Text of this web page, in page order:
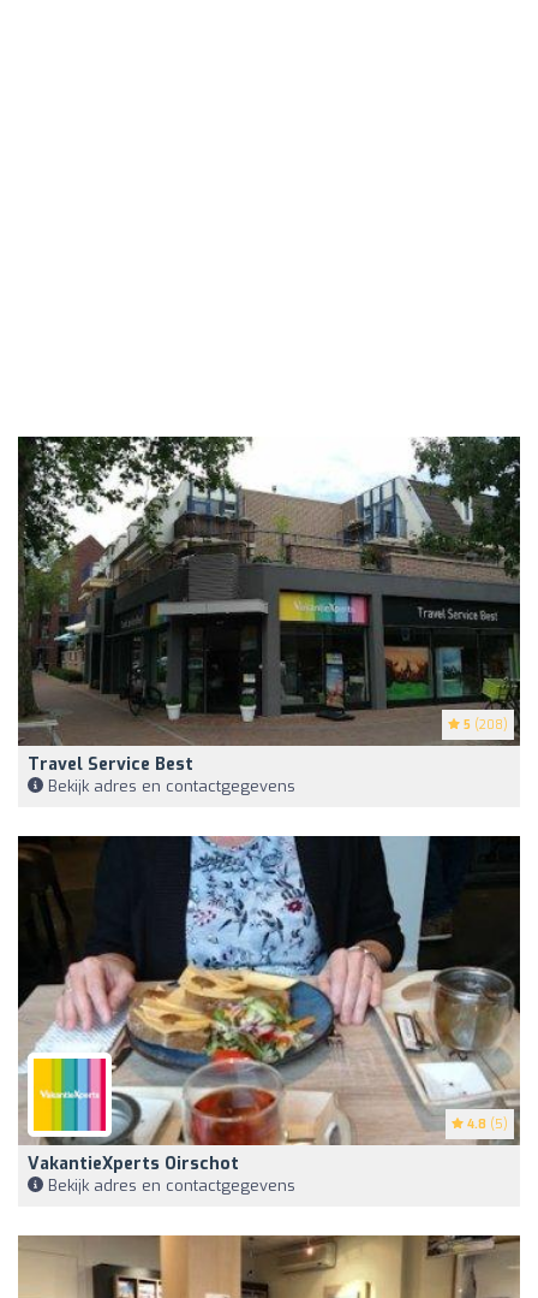
5 (208)
Travel Service Best
Bekijk adres en contactgegevens
4.8 (5)
VakantieXperts Oirschot
Bekijk adres en contactgegevens